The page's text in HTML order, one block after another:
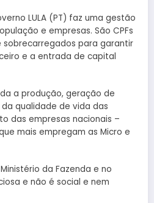
LULA (PT) faz uma gestão
e empresas. São CPFs
sobrecarregados para garantir
e a entrada de capital
a produção, geração de
qualidade de vida das
das empresas nacionais –
mais empregam as Micro e
da Fazenda e no
e não é social e nem